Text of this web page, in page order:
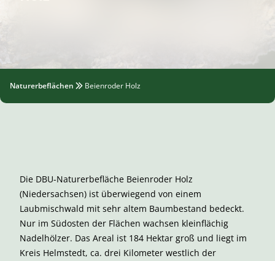
Naturerbeflächen Beienroder Holz
Die DBU-Naturerbefläche Beienroder Holz
(Niedersachsen) ist überwiegend von einem
Laubmischwald mit sehr altem Baumbestand bedeckt.
Nur im Südosten der Flächen wachsen kleinflächig
Nadelhölzer. Das Areal ist 184 Hektar groß und liegt im
Kreis Helmstedt, ca. drei Kilometer westlich der